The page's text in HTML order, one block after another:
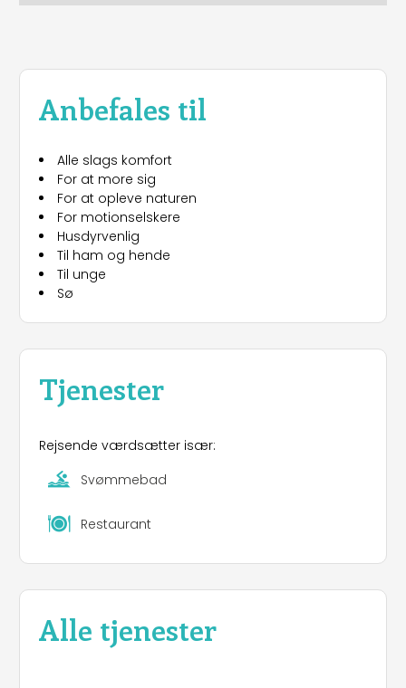
Anbefales til
Alle slags komfort
For at more sig
For at opleve naturen
For motionselskere
Husdyrvenlig
Til ham og hende
Til unge
Sø
Tjenester
Rejsende værdsætter især:
Svømmebad
Restaurant
Alle tjenester